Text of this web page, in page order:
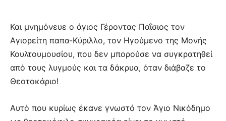
Και μνημόνευε ο άγιος Γέροντας Παΐσιος τον
Αγιορείτη παπα-Κύριλλο, τον Ηγούμενο της Μονής
Κουλτουμουσίου, που δεν μπορούσε να συγκρατηθεί
από τους λυγμούς και τα δάκρυα, όταν διάβαζε το
Θεοτοκάριο!
Αυτό που κυρίως έκανε γνωστό τον Άγιο Νικόδημο